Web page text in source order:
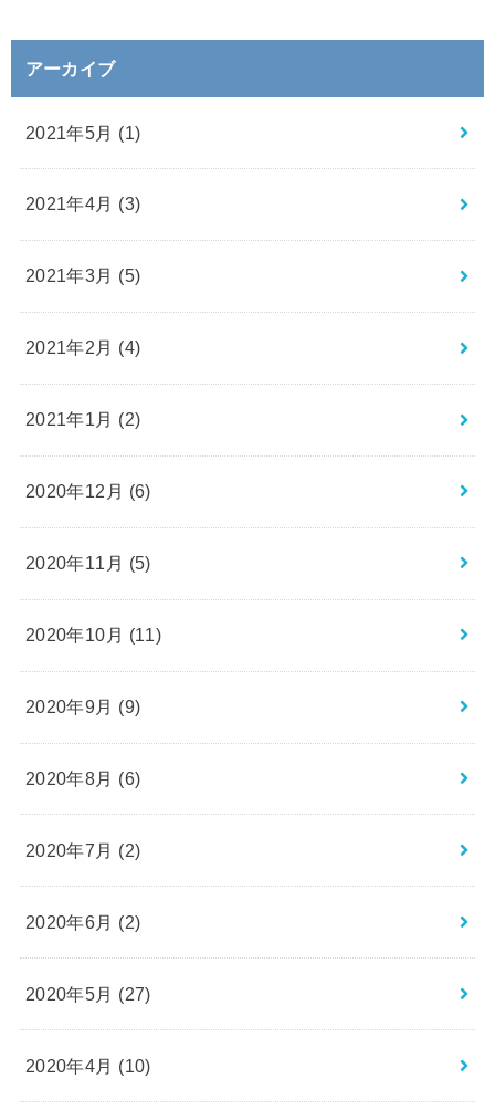
アーカイブ
2021年5月 (1)
2021年4月 (3)
2021年3月 (5)
2021年2月 (4)
2021年1月 (2)
2020年12月 (6)
2020年11月 (5)
2020年10月 (11)
2020年9月 (9)
2020年8月 (6)
2020年7月 (2)
2020年6月 (2)
2020年5月 (27)
2020年4月 (10)